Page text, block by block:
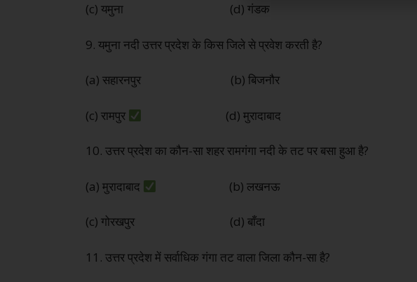
(c) यमुना (d) गंडक
9. यमुना नदी उत्तर प्रदेश के किस जिले से प्रवेश करती है?
(a) सहारनपुर (b) बिजनौर
(c) रामपुर (d) मुरादाबाद
10. उत्तर प्रदेश का कौन-सा शहर रामगंगा नदी के तट पर बसा हुआ है?
(a) मुरादाबाद (b) लखनऊ
(c) गोरखपुर (d) बाँदा
11. उत्तर प्रदेश में सर्वाधिक गंगा तट वाला जिला कौन-सा है?